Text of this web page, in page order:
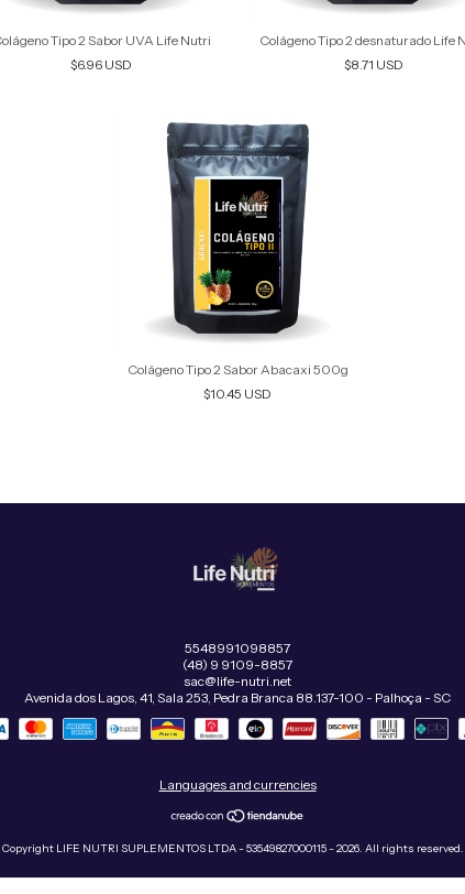
Tipo 2 Sabor UVA Life Nutri
$6.96 USD
Colágeno Tipo 2 desnaturado Life
$8.71 USD
Colágeno Tipo 2 Sabor Abacaxi 500g
$10.45 USD
5548991098857
(48) 9 9109-8857
sac@life-nutri.net
Avenida dos Lagos, 41, Sala 253, Pedra Branca 88.137-100 - Palhoça - SC
Languages and currencies
Copyright LIFE NUTRI SUPLEMENTOS LTDA - 53549827000115 - 2026. All rights reserved.